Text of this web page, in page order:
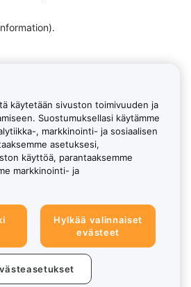
.
käytetään sivuston toimivuuden ja
Suostumuksellasi käytämme
, markkinointi- ja sosiaalisen
asetuksesi,
käyttöä, parantaaksemme
markkinointi- ja
Hylkää valinnaiset
evästeet